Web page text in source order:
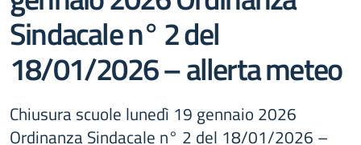
Sindacale n° 2 del
18/01/2026 – allerta meteo
Chiusura scuole lunedì 19 gennaio 2026
Ordinanza Sindacale n° 2 del 18/01/2026 –